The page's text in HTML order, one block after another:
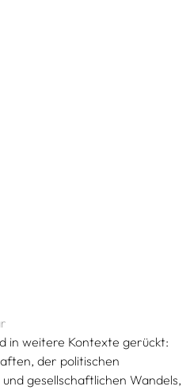
in weitere Kontexte gerückt:
der politischen
gesellschaftlichen Wandels,